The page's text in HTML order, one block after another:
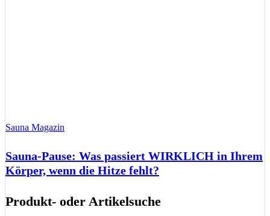
Sauna Magazin
Sauna-Pause: Was passiert WIRKLICH in Ihrem
Körper, wenn die Hitze fehlt?
Produkt- oder Artikelsuche